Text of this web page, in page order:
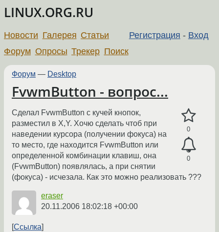
LINUX.ORG.RU
Регистрация - Вход
Новости Галерея Статьи
Форум Опросы Трекер Поиск
Форум — Desktop
FvwmButton - вопрос...
0
0
Сделал FvwmButton с кучей кнопок,
разместил в X,Y. Хочю сделать чтоб при
наведении курсора (получении фокуса) на
то место, где находится FvwmButton или
определенной комбинации клавиш, она
(FvwmButton) появлялась, а при снятии
(фокуса) - исчезала. Как это можно реализовать ???
eraser
20.11.2006 18:02:18 +00:00
Ссылка